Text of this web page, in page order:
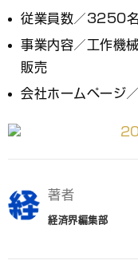
従業員数／3250名
事業内容／工作機
販売
会社ホームページ／
著者
経済界編集部